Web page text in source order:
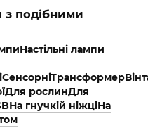
з подібними
Наcтільні лампи
СенсорніТрансформер
Для рослинДля
На гнучкій ніжціНа